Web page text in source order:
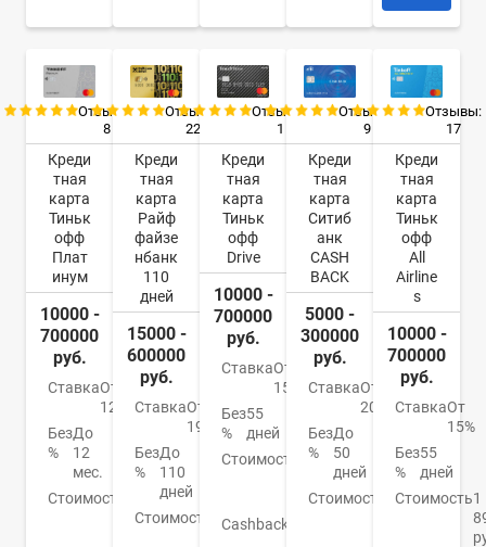
Отзывы:
8
Креди
тная
карта
Тиньк
офф
Плат
инум
10000 -
700000
руб.
СтавкаОт
12%
Без
%
До
12
мес.
Стоимость
руб./
Отзывы:
22
Креди
тная
карта
Райф
файзе
нбанк
110
дней
15000 -
600000
руб.
СтавкаОт
19%
Без
%
До
110
дней
Стоимость
От
Отзывы:
1
Креди
тная
карта
Тиньк
офф
Drive
10000 -
700000
руб.
СтавкаОт
15%
Без
%
55
дней
Стоимость
990
руб./
год
Cashback
Отзывы:
9
Креди
тная
карта
Ситиб
анк
CASH
BACK
5000 -
300000
руб.
СтавкаОт
20.9%
Без
%
До
50
дней
Стоимость
До
Отзывы:
17
Креди
тная
карта
Тиньк
офф
All
Airline
s
10000 -
700000
руб.
СтавкаОт
15%
Без
%
55
дней
Стоимость1